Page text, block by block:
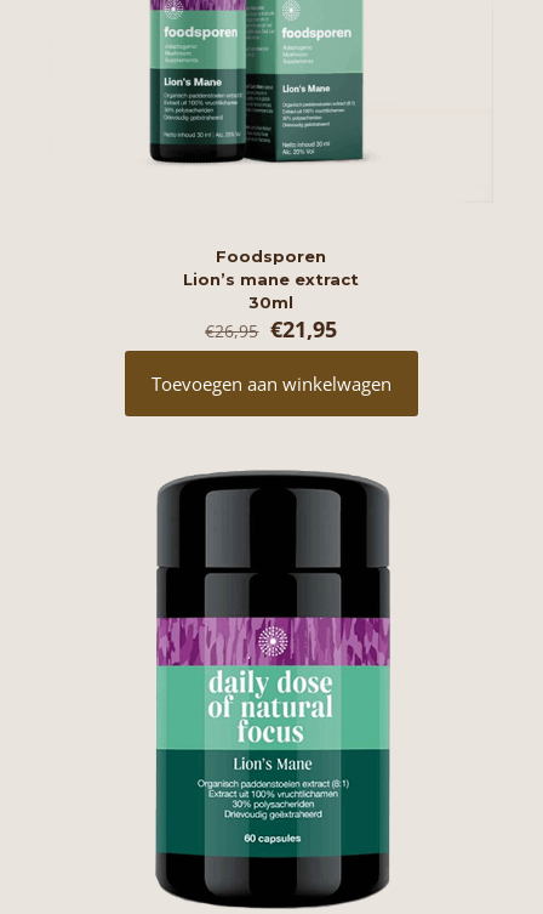
Foodsporen
Lion’s mane extract
30ml
€26,95 Oorspronkelijke
prijs
was:
€26,95.
€21,95Huidige
prijs
€21,95.
Toevoegen aan winkelwagen